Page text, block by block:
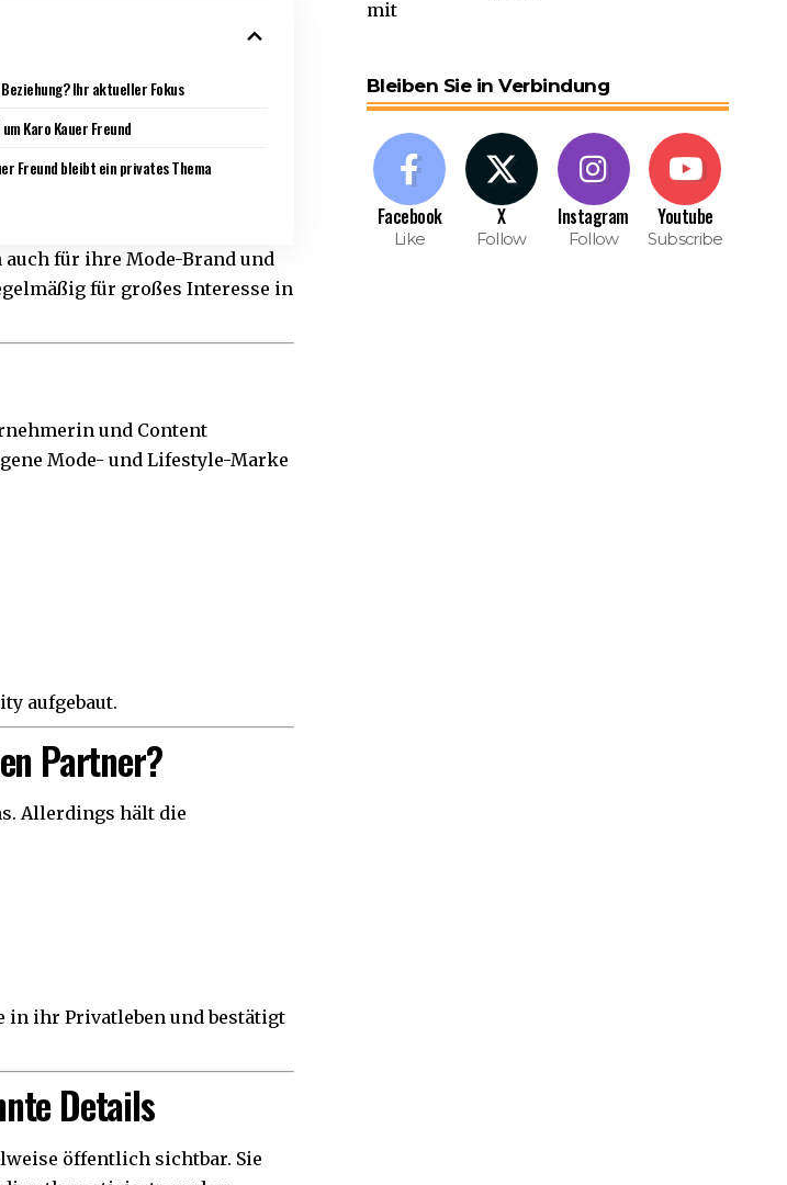
Ihr aktueller Fokus
Karo Kauer Freund
Freund bleibt ein privates Thema
für ihre Mode-Brand und
für großes Interesse in
und Content
Mode- und Lifestyle-Marke
aufgebaut.
Partner?
Allerdings hält die
in ihr Privatleben und bestätigt
Details
öffentlich sichtbar. Sie
Bleiben Sie in Verbindung
Facebook
Like
X
Follow
Instagram
Follow
Youtube
Subscribe